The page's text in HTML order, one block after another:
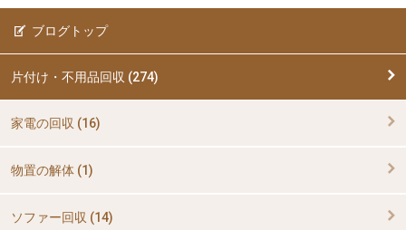
ブログトップ
片付け・不用品回収 (274)
家電の回収 (16)
物置の解体 (1)
ソファー回収 (14)